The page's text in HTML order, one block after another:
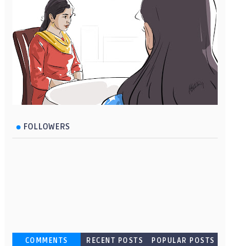
FOLLOWERS
COMMENTS RECENT POSTS POPULAR POSTS